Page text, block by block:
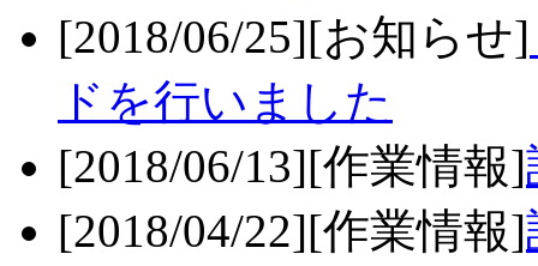
[2018/06/25][お知らせ]
ドを行いました
[2018/06/13][作業情報]
[2018/04/22][作業情報]